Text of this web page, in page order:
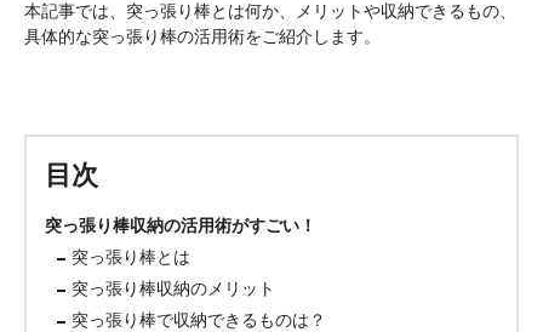
本記事では、突っ張り棒とは何か、メリットや収納できるもの、
具体的な突っ張り棒の活用術をご紹介します。
目次
突っ張り棒収納の活用術がすごい！
突っ張り棒とは
突っ張り棒収納のメリット
突っ張り棒で収納できるものは？